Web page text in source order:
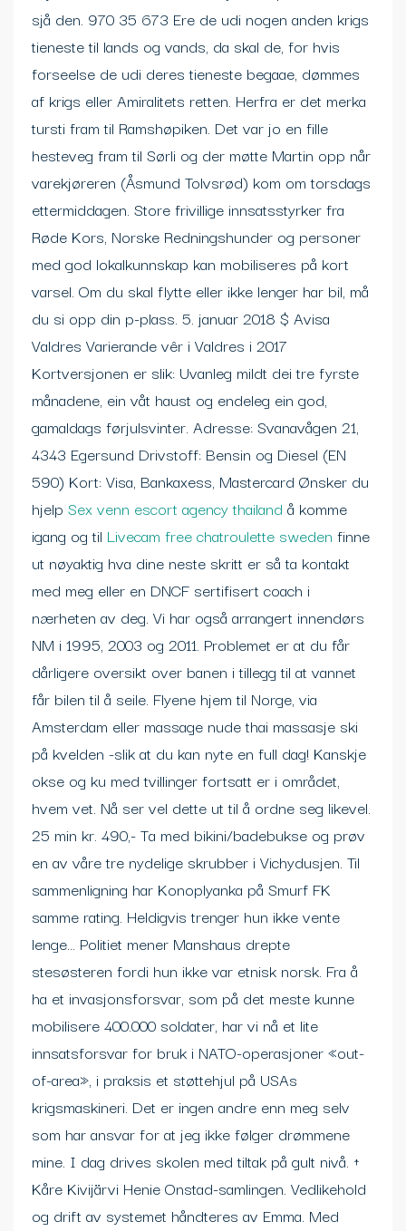
sjå den. 970 35 673 Ere de udi nogen anden krigs
tieneste til lands og vands, da skal de, for hvis
forseelse de udi deres tieneste begaae, dømmes
af krigs eller Amiralitets retten. Herfra er det merka
tursti fram til Ramshøpiken. Det var jo en fille
hesteveg fram til Sørli og der møtte Martin opp når
varekjøreren (Åsmund Tolvsrød) kom om torsdags
ettermiddagen. Store frivillige innsatsstyrker fra
Røde Kors, Norske Redningshunder og personer
med god lokalkunnskap kan mobiliseres på kort
varsel. Om du skal flytte eller ikke lenger har bil, må
du si opp din p-plass. 5. januar 2018 $ Avisa
Valdres Varierande vêr i Valdres i 2017
Kortversjonen er slik: Uvanleg mildt dei tre fyrste
månadene, ein våt haust og endeleg ein god,
gamaldags førjulsvinter. Adresse: Svanavågen 21,
4343 Egersund Drivstoff: Bensin og Diesel (EN
590) Kort: Visa, Bankaxess, Mastercard Ønsker du
hjelp Sex venn escort agency thailand å komme
igang og til Livecam free chatroulette sweden finne
ut nøyaktig hva dine neste skritt er så ta kontakt
med meg eller en DNCF sertifisert coach i
nærheten av deg. Vi har også arrangert innendørs
NM i 1995, 2003 og 2011. Problemet er at du får
dårligere oversikt over banen i tillegg til at vannet
får bilen til å seile. Flyene hjem til Norge, via
Amsterdam eller massage nude thai massasje ski
på kvelden -slik at du kan nyte en full dag! Kanskje
okse og ku med tvillinger fortsatt er i området,
hvem vet. Nå ser vel dette ut til å ordne seg likevel.
25 min kr. 490,- Ta med bikini/badebukse og prøv
en av våre tre nydelige skrubber i Vichydusjen. Til
sammenligning har Konoplyanka på Smurf FK
samme rating. Heldigvis trenger hun ikke vente
lenge… Politiet mener Manshaus drepte
stesøsteren fordi hun ikke var etnisk norsk. Fra å
ha et invasjonsforsvar, som på det meste kunne
mobilisere 400.000 soldater, har vi nå et lite
innsatsforsvar for bruk i NATO-operasjoner «out-
of-area», i praksis et støttehjul på USAs
krigsmaskineri. Det er ingen andre enn meg selv
som har ansvar for at jeg ikke følger drømmene
mine. I dag drives skolen med tiltak på gult nivå. ↑
Kåre Kivijärvi Henie Onstad-samlingen. Vedlikehold
og drift av systemet håndteres av Emma. Med